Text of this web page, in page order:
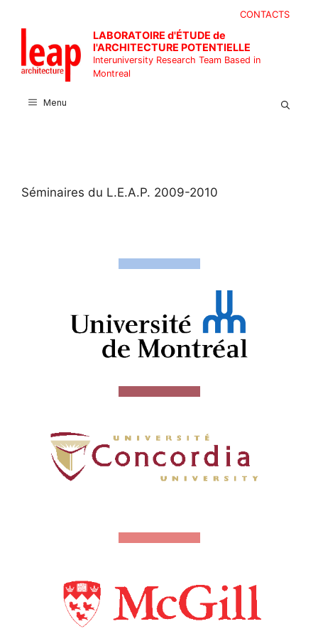
content
CONTACTS
LABORATOIRE d'ÉTUDE de
l'ARCHITECTURE POTENTIELLE
Interuniversity Research Team Based in
Montreal
Menu
Séminaires du L.E.A.P. 2009-2010